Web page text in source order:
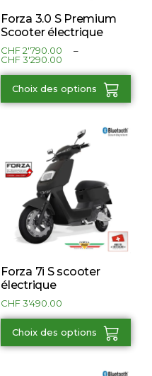
Forza 3.0 S Premium
Scooter électrique
CHF2'790.00
–
CHF3'290.00
Choix des options
Forza 7i S scooter
électrique
CHF3'490.00
Choix des options